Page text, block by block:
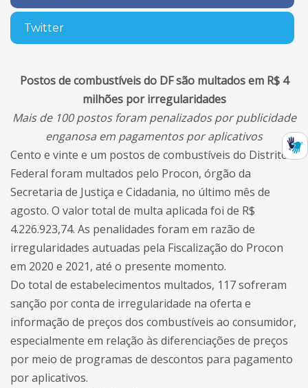
Twitter
Postos de combustíveis do DF são multados em R$ 4
milhões por irregularidades
Mais de 100 postos foram penalizados por publicidade
enganosa em pagamentos por aplicativos
Cento e vinte e um postos de combustíveis do Distrito
Federal foram multados pelo Procon, órgão da
Secretaria de Justiça e Cidadania, no último mês de
agosto. O valor total de multa aplicada foi de R$
4.226.923,74. As penalidades foram em razão de
irregularidades autuadas pela Fiscalização do Procon
em 2020 e 2021, até o presente momento.
Do total de estabelecimentos multados, 117 sofreram
sanção por conta de irregularidade na oferta e
informação de preços dos combustíveis ao consumidor,
especialmente em relação às diferenciações de preços
por meio de programas de descontos para pagamento
por aplicativos.